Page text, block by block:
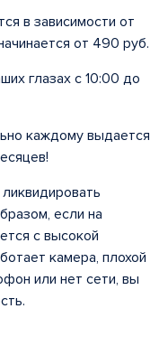
в зависимости от
от 490 руб.
глазах с 10:00 до
каждому выдается
если на
с высокой
камера, плохой
или нет сети, вы